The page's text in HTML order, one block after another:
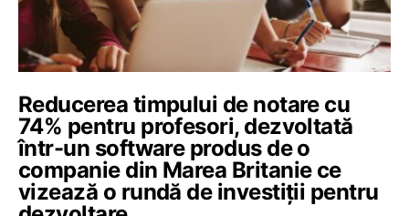
Reducerea timpului de notare cu
74% pentru profesori, dezvoltată
într-un software produs de o
companie din Marea Britanie ce
vizează o rundă de investiții pentru